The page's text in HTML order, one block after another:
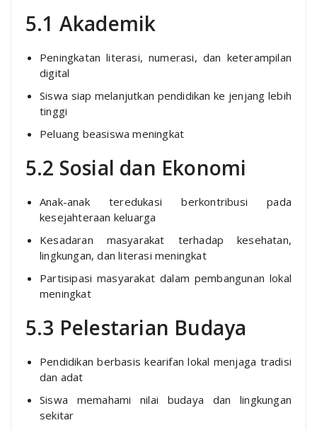
5.1 Akademik
Peningkatan literasi, numerasi, dan keterampilan
digital
Siswa siap melanjutkan pendidikan ke jenjang lebih
tinggi
Peluang beasiswa meningkat
5.2 Sosial dan Ekonomi
Anak-anak teredukasi berkontribusi pada
kesejahteraan keluarga
Kesadaran masyarakat terhadap kesehatan,
lingkungan, dan literasi meningkat
Partisipasi masyarakat dalam pembangunan lokal
meningkat
5.3 Pelestarian Budaya
Pendidikan berbasis kearifan lokal menjaga tradisi
dan adat
Siswa memahami nilai budaya dan lingkungan
sekitar